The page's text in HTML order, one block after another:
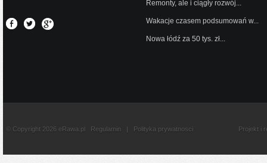
Remonty, ale i ciągły rozwój...
Wakacje czasem podsumowań w...
Nowa łódź za 50 tys. zł...
© Copyright 2026 eRawa.pl Regulamin | Polityka prywatnosci Projekt i